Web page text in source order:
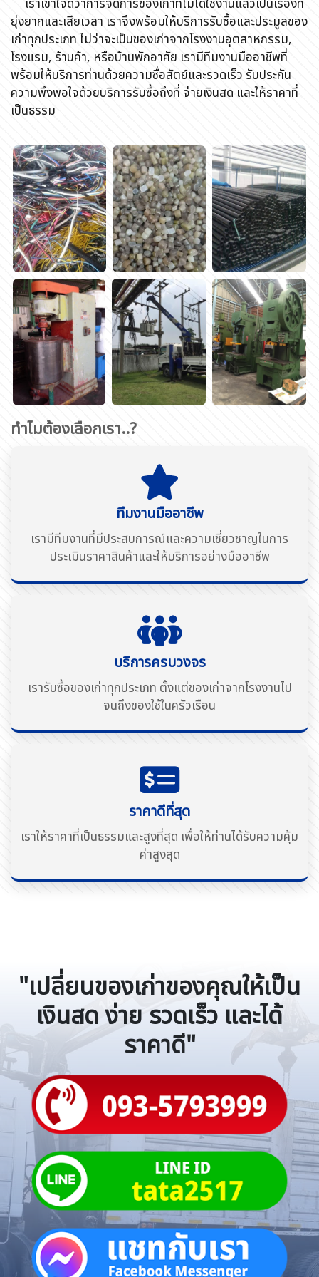
เราเข้าใจดีว่าการจัดการของเก่าที่ไม่ได้ใช้งานแล้วเป็นเรื่องที่
ยุ่งยากและเสียเวลา เราจึงพร้อมให้บริการรับซื้อและประมูลของ
เก่าทุกประเภท ไม่ว่าจะเป็นของเก่าจากโรงงานอุตสาหกรรม,
โรงแรม, ร้านค้า, หรือบ้านพักอาศัย เรามีทีมงานมืออาชีพที่
พร้อมให้บริการท่านด้วยความซื่อสัตย์และรวดเร็ว รับประกัน
ความพึงพอใจด้วยบริการรับซื้อถึงที่ จ่ายเงินสด และให้ราคาที่
เป็นธรรม
ทำไมต้องเลือกเรา..?
ทีมงานมืออาชีพ
เรามีทีมงานที่มีประสบการณ์และความเชี่ยวชาญในการ
ประเมินราคาสินค้าและให้บริการอย่างมืออาชีพ
บริการครบวงจร
เรารับซื้อของเก่าทุกประเภท ตั้งแต่ของเก่าจากโรงงานไป
จนถึงของใช้ในครัวเรือน
ราคาดีที่สุด
เราให้ราคาที่เป็นธรรมและสูงที่สุด เพื่อให้ท่านได้รับความคุ้ม
ค่าสูงสุด
"เปลี่ยนของเก่าของคุณให้เป็น
เงินสด ง่าย รวดเร็ว และได้
ราคาดี"